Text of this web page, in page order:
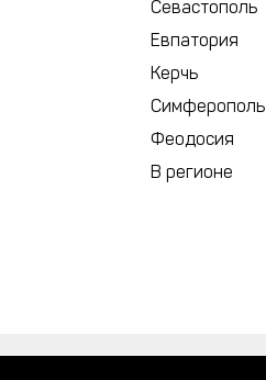
Севастополь
Евпатория
Керчь
Симферополь
Феодосия
В регионе